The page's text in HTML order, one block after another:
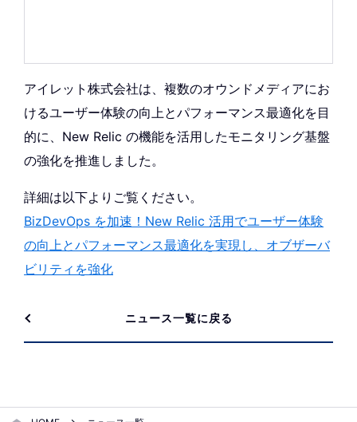
アイレット株式会社は、複数のオウンドメディアにお
けるユーザー体験の向上とパフォーマンス最適化を目
的に、New Relic の機能を活用したモニタリング基盤
の強化を推進しました。
詳細は以下よりご覧ください。
BizDevOps を加速！New Relic 活用でユーザー体験
の向上とパフォーマンス最適化を実現し、オブザーバ
ビリティを強化
ニュース一覧に戻る